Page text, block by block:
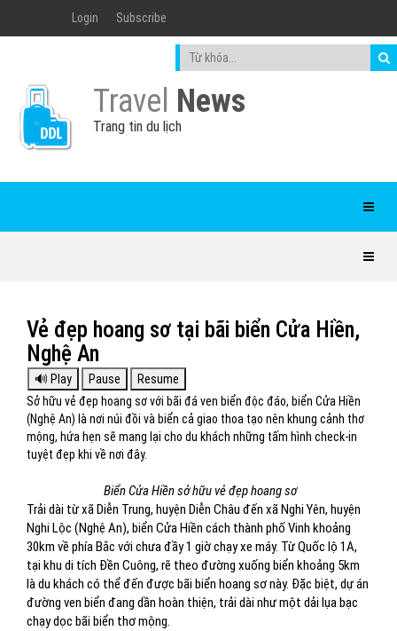
Login Subscribe
Travel News
Trang tin du lịch
Vẻ đẹp hoang sơ tại bãi biển Cửa Hiền,
Nghệ An
Sở hữu vẻ đẹp hoang sơ với bãi đá ven biển độc đáo, biển Cửa Hiền
(Nghệ An) là nơi núi đồi và biển cả giao thoa tạo nên khung cảnh thơ
mộng, hứa hẹn sẽ mang lại cho du khách những tấm hình check-in
tuyệt đẹp khi về nơi đây.
Biển Cửa Hiền sở hữu vẻ đẹp hoang sơ
Trải dài từ xã Diễn Trung, huyện Diễn Châu đến xã Nghi Yên, huyện
Nghi Lộc (Nghệ An), biển Cửa Hiền cách thành phố Vinh khoảng
30km về phía Bắc với chưa đầy 1 giờ chạy xe máy. Từ Quốc lộ 1A,
tại khu di tích Đền Cuông, rẽ theo đường xuống biển khoảng 5km
là du khách có thể đến được bãi biển hoang sơ này. Đặc biệt, dự án
đường ven biển đang dần hoàn thiện, trải dài như một dải lụa bạc
chạy dọc bãi biển thơ mộng.